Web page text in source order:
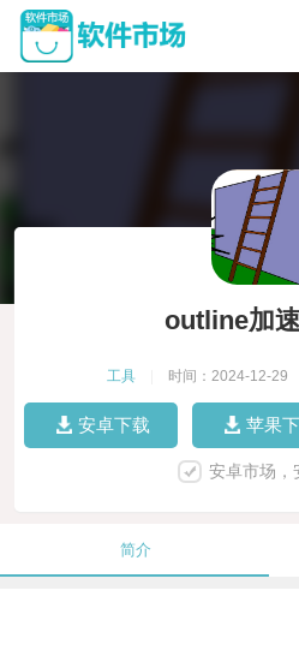
outline加
工具 时间：2024-12-29
安卓下载 苹果
安卓市场，
简介